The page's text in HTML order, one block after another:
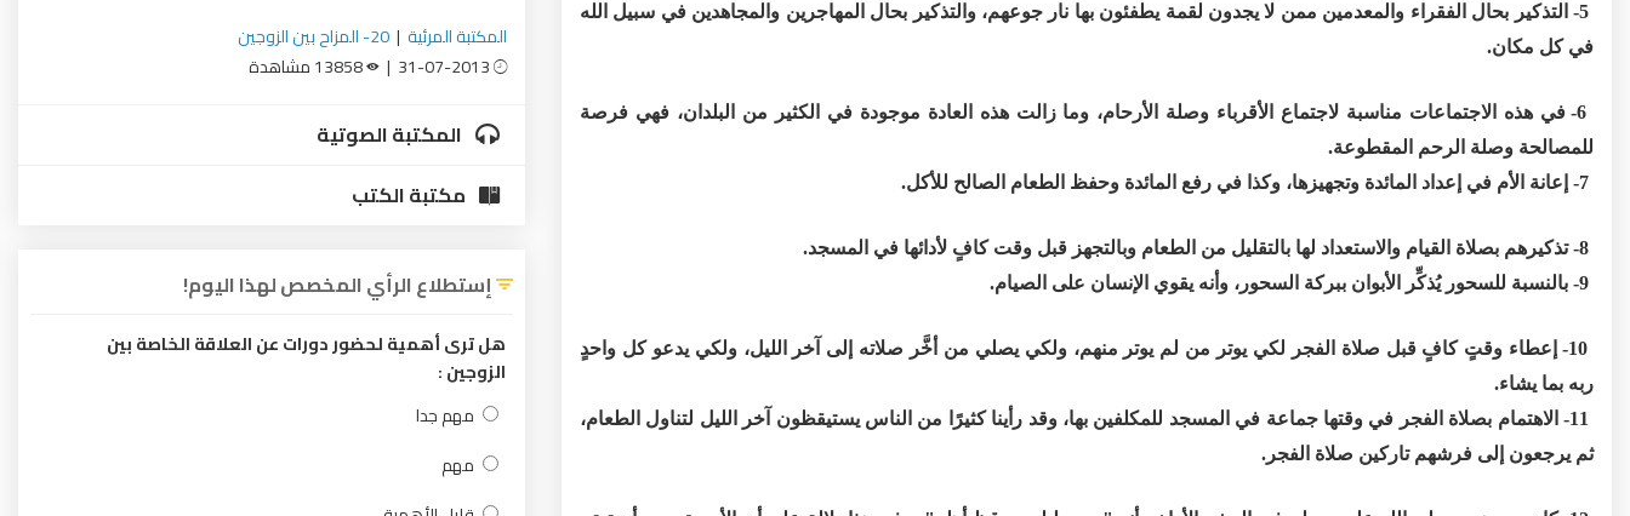
5- التذكير بحال الفقراء والمعدمين ممن لا يجدون لقمة يطفئون بها نار جوعهم، والتذكير بحال المهاجرين والمجاهدين في سبيل الله
في كل مكان.
6- في هذه الاجتماعات مناسبة لاجتماع الأقرباء وصلة الأرحام، وما زالت هذه العادة موجودة في الكثير من البلدان، فهي فرصة
للمصالحة وصلة الرحم المقطوعة.
10- إعطاء وقتٍ كافٍ قبل صلاة الفجر لكي يوتر من لم يوتر منهم، ولكي يصلي من أخَّر صلاته إلى آخر الليل، ولكي يدعو كل واحدٍ
ربه بما يشاء.
11- الاهتمام بصلاة الفجر في وقتها جماعة في المسجد للمكلفين بها، وقد رأينا كثيرًا من الناس يستيقظون آخر الليل لتناول الطعام،
ثم يرجعون إلى فرشهم تاركين صلاة الفجر.
المكتبة المرئية | 20- المزاح بين الزوجين
المكتبة الصوتية
مكتبة الكتب
إستطلاع الرأي المخصص لهذا اليوم!
هل ترى أهمية لحضور دورات عن العلاقة الخاصة بين
الزوجين :
مهم جدا
مهم